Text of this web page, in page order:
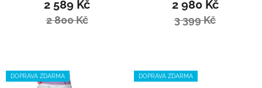
2 589 Kč
2 800 Kč
2 980 Kč
3 399 Kč
DOPRAVA ZDARMA DOPRAVA ZDARMA